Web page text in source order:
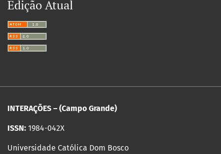
Edição Atual
INTERAÇÕES – (Campo Grande)
ISSN: 1984-042X
Universidade Católica Dom Bosco